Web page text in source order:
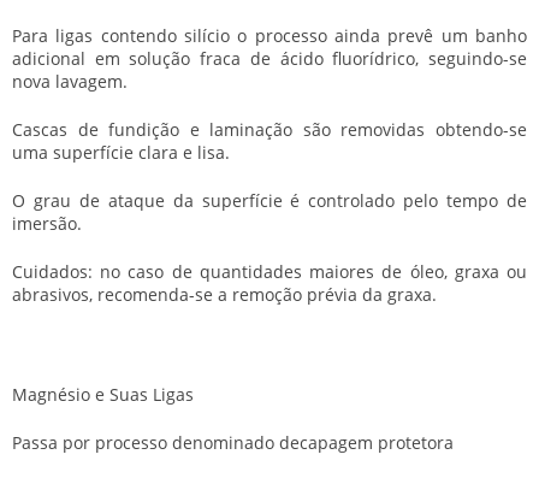
Para ligas contendo silício o processo ainda prevê um banho
adicional em solução fraca de ácido fluorídrico, seguindo-se
nova lavagem.
Cascas de fundição e laminação são removidas obtendo-se
uma superfície clara e lisa.
O grau de ataque da superfície é controlado pelo tempo de
imersão.
Cuidados: no caso de quantidades maiores de óleo, graxa ou
abrasivos, recomenda-se a remoção prévia da graxa.
Magnésio e Suas Ligas
Passa por processo denominado decapagem protetora